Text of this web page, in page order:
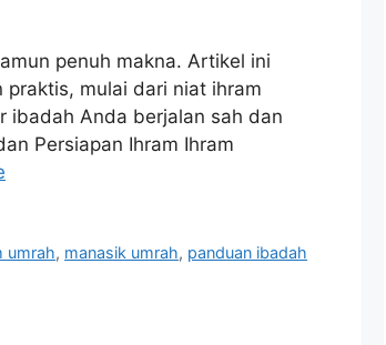
penuh makna. Artikel ini
praktis, mulai dari niat ihram
ibadah Anda berjalan sah dan
Persiapan Ihram Ihram
umrah, manasik umrah, panduan ibadah